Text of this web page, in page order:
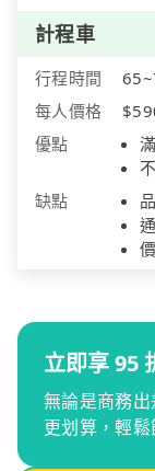
計程車
行程時間
每人價格
優點
缺點
立即享 95
無論是商務
更划算，輕鬆